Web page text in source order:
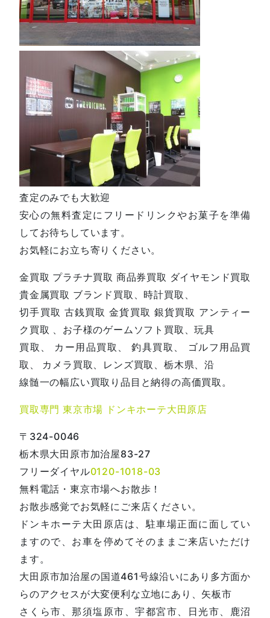
査定のみでも大歓迎
安心の無料査定にフリードリンクやお菓子を準備
してお待ちしています。
お気軽にお立ち寄りください。
金買取 プラチナ買取 商品券買取 ダイヤモンド買取
貴金属買取 ブランド買取、時計買取、
切手買取 古銭買取 金貨買取 銀貨買取 アンティー
ク買取 、お子様のゲームソフト買取、玩具
買取、 カー用品買取、 釣具買取、 ゴルフ用品買
取、 カメラ買取、レンズ買取、栃木県、沿
線髄一の幅広い買取り品目と納得の高価買取。
買取専門 東京市場 ドンキホーテ大田原店
〒324-0046
栃木県大田原市加治屋83-27
フリーダイヤル0120-1018-03
無料電話・東京市場へお散歩！
お散歩感覚でお気軽にご来店ください。
ドンキホーテ大田原店は、駐車場正面に面してい
ますので、お車を停めてそのままご来店いただけ
ます。
大田原市加治屋の国道461号線沿いにあり多方面か
らのアクセスが大変便利な立地にあり、矢板市
さくら市、那須塩原市、宇都宮市、日光市、鹿沼